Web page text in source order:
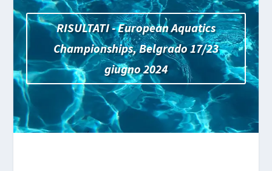
RISULTATI - European Aquatics
Championships, Belgrado 17/23
giugno 2024